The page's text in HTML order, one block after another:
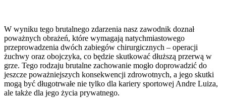
W wyniku tego brutalnego zdarzenia nasz zawodnik doznał
poważnych obrażeń, które wymagają natychmiastowego
przeprowadzenia dwóch zabiegów chirurgicznych – operacji
żuchwy oraz obojczyka, co będzie skutkować dłuższą przerwą w
grze. Tego rodzaju brutalne zachowanie mogło doprowadzić do
jeszcze poważniejszych konsekwencji zdrowotnych, a jego skutki
mogą być długotrwałe nie tylko dla kariery sportowej Andre Luiza,
ale także dla jego życia prywatnego.